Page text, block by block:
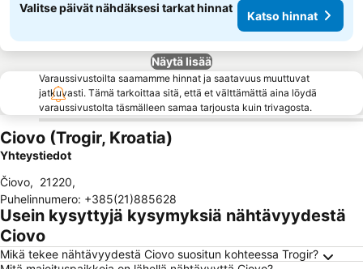
Valitse päivät nähdäksesi tarkat hinnat
Katso hinnat
Näytä lisää
Varaussivustoilta saamamme hinnat ja saatavuus muuttuvat
jatkuvasti. Tämä tarkoittaa sitä, että et välttämättä aina löydä
varaussivustolta täsmälleen samaa tarjousta kuin trivagosta.
Ciovo (Trogir, Kroatia)
Yhteystiedot
Čiovo, 21220,
Puhelinnumero: +385(21)885628
Usein kysyttyjä kysymyksiä nähtävyydestä
Ciovo
Mikä tekee nähtävyydestä Ciovo suositun kohteessa Trogir?